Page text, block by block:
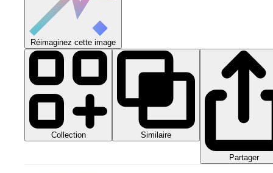
Réimaginez cette image
Collection Similaire
Partager